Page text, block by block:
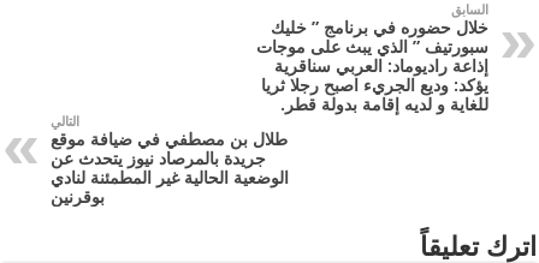
السابق
خلال حضوره في برنامج ” خليك
سبورتيف ” الذي يبث على موجات
إذاعة راديوماد: العربي سناقرية
يؤكد: وديع الجريء اصبح رجلا ثريا
للغاية و لديه إقامة بدولة قطر.
التالي
طلال بن مصطفي في ضيافة موقع
جريدة بالمرصاد نيوز يتحدث عن
الوضعية الحالية غير المطمئنة لنادي
بوقرنين
اترك تعليقاً